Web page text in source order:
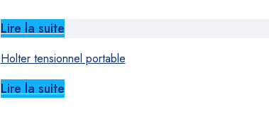
Lire la suite
Holter tensionnel portable
Lire la suite